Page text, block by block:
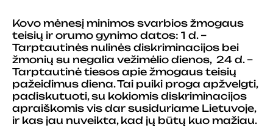
Kovo mėnesį minimos svarbios žmogaus
teisių ir orumo gynimo datos: 1 d. –
Tarptautinės nulinės diskriminacijos bei
žmonių su negalia vežimėlio dienos, 24 d. –
Tarptautinė tiesos apie žmogaus teisių
pažeidimus diena. Tai puiki proga apžvelgti,
padiskutuoti, su kokiomis diskriminacijos
apraiškomis vis dar susiduriame Lietuvoje,
ir kas jau nuveikta, kad jų būtų kuo mažiau.